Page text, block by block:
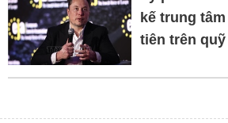
kế trung
tiên trên